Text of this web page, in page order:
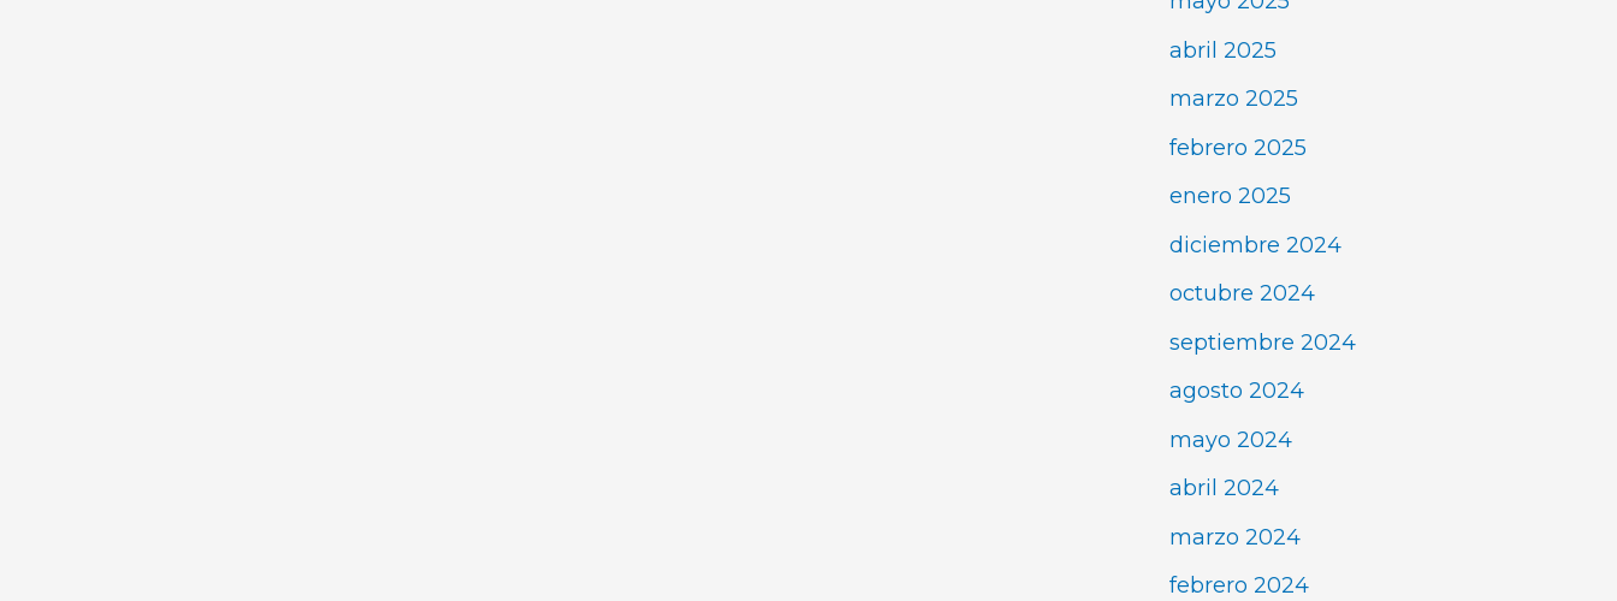
abril 2025
marzo 2025
febrero 2025
enero 2025
diciembre 2024
octubre 2024
septiembre 2024
agosto 2024
mayo 2024
abril 2024
marzo 2024
febrero 2024